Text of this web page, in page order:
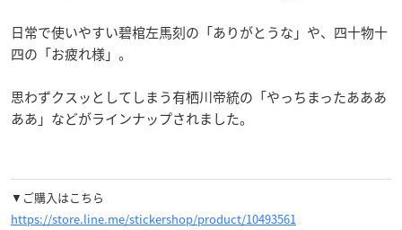
日常で使いやすい碧棺左馬刻の「ありがとうな」や、四十物十
四の「お疲れ様」。
思わずクスッとしてしまう有栖川帝統の「やっちまったあああ
ああ」などがラインナップされました。
▼ご購入はこちら
https://store.line.me/stickershop/product/10493561